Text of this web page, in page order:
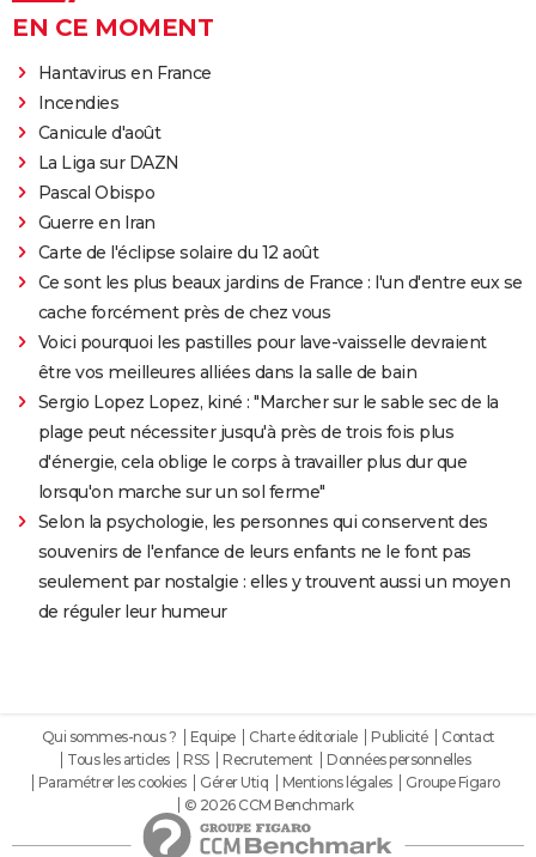
EN CE MOMENT
Hantavirus en France
Incendies
Canicule d'août
La Liga sur DAZN
Pascal Obispo
Guerre en Iran
Carte de l'éclipse solaire du 12 août
Ce sont les plus beaux jardins de France : l'un d'entre eux se
cache forcément près de chez vous
Voici pourquoi les pastilles pour lave-vaisselle devraient
être vos meilleures alliées dans la salle de bain
Sergio Lopez Lopez, kiné : "Marcher sur le sable sec de la
plage peut nécessiter jusqu'à près de trois fois plus
d'énergie, cela oblige le corps à travailler plus dur que
lorsqu'on marche sur un sol ferme"
Selon la psychologie, les personnes qui conservent des
souvenirs de l'enfance de leurs enfants ne le font pas
seulement par nostalgie : elles y trouvent aussi un moyen
de réguler leur humeur
Qui sommes-nous ? Equipe Charte éditoriale Publicité
Contact
Tous les articles
RSS Recrutement
Données personnelles
Paramétrer les cookies
Gérer Utiq Mentions légales
Groupe Figaro
© 2026 CCM Benchmark